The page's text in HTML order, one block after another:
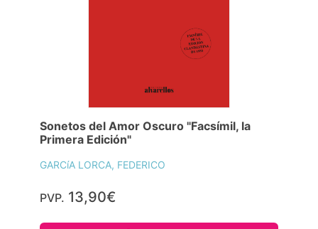
Sonetos del Amor Oscuro "Facsímil, la
Primera Edición"
GARCíA LORCA, FEDERICO
PVP. 13,90€